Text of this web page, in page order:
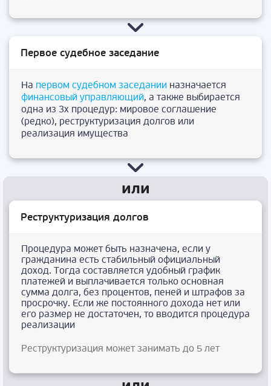
Первое судебное заседание
На первом судебном заседании назначается
финансовый управляющий, а также выбирается
одна из 3х процедур: мировое соглашение
(редко), реструктуризация долгов или
реализация имущества
Реструктуризация долгов
Процедура может быть назначена, если у
гражданина есть стабильный официальный
доход. Тогда составляется удобный график
платежей и выплачивается только основная
сумма долга, без процентов, пеней и штрафов за
просрочку. Если же постоянного дохода нет или
его размер не достаточен, то вводится процедура
реализации
Реструктуризация может занимать до 5 лет